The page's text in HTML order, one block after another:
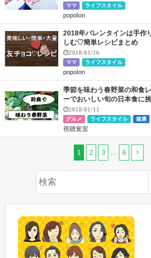
ママ ライフスタイル
popolon
2018年バレンタインは手作
しむ♡簡単レシピまとめ
2018/01/16
ママ ライフスタイル
popolon
季節を味わう春野菜の和食
ーでおいしい旬の日本食に挑
2018/01/11
グルメ ライフスタイル 健康
視聴覚室
1 2 3 6